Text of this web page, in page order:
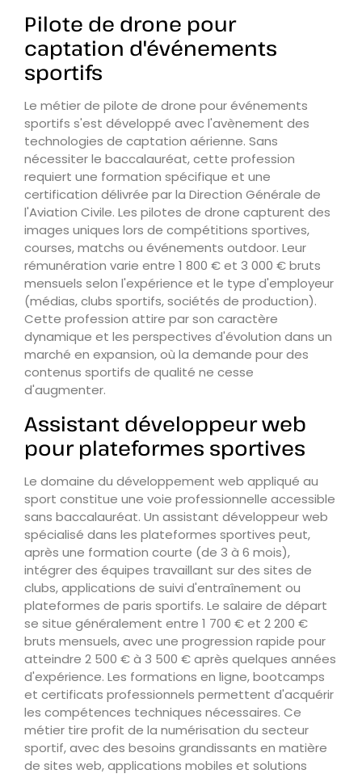
Pilote de drone pour
captation d'événements
sportifs
Le métier de pilote de drone pour événements
sportifs s'est développé avec l'avènement des
technologies de captation aérienne. Sans
nécessiter le baccalauréat, cette profession
requiert une formation spécifique et une
certification délivrée par la Direction Générale de
l'Aviation Civile. Les pilotes de drone capturent des
images uniques lors de compétitions sportives,
courses, matchs ou événements outdoor. Leur
rémunération varie entre 1 800 € et 3 000 € bruts
mensuels selon l'expérience et le type d'employeur
(médias, clubs sportifs, sociétés de production).
Cette profession attire par son caractère
dynamique et les perspectives d'évolution dans un
marché en expansion, où la demande pour des
contenus sportifs de qualité ne cesse
d'augmenter.
Assistant développeur web
pour plateformes sportives
Le domaine du développement web appliqué au
sport constitue une voie professionnelle accessible
sans baccalauréat. Un assistant développeur web
spécialisé dans les plateformes sportives peut,
après une formation courte (de 3 à 6 mois),
intégrer des équipes travaillant sur des sites de
clubs, applications de suivi d'entraînement ou
plateformes de paris sportifs. Le salaire de départ
se situe généralement entre 1 700 € et 2 200 €
bruts mensuels, avec une progression rapide pour
atteindre 2 500 € à 3 500 € après quelques années
d'expérience. Les formations en ligne, bootcamps
et certificats professionnels permettent d'acquérir
les compétences techniques nécessaires. Ce
métier tire profit de la numérisation du secteur
sportif, avec des besoins grandissants en matière
de sites web, applications mobiles et solutions